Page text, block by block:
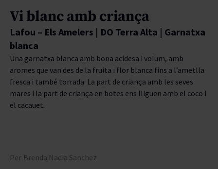
Vi blanc amb criança
Lafou – Els Amelers | DO Terra Alta | Garnatxa
blanca
Una garnatxa blanca amb bona acidesa i volum, amb
aromes que van des de la fruita i flor blanca fins a l’ametlla
fresca i també torrada. La part de criança amb les seves
mares i la part de criança en botes ens lliguen amb el coco i
el cacauet.
Per Brenda Nadia Sanchez